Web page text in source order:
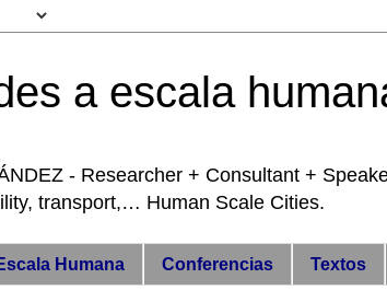
a escala
- Researcher + Consultant +
transport,… Human Scale Cities.
Humana Conferencias Textos